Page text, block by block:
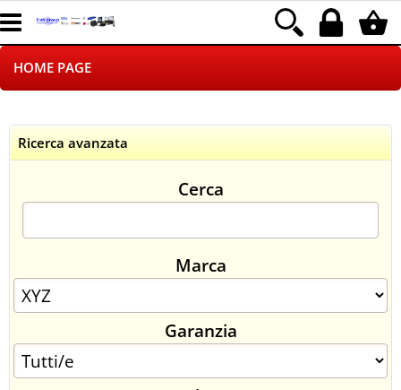
HOME PAGE
LOGISTICA
NEGOZI ON LINE
SINCRONIZZATI CON NOI
SPEDIZIONI
Ricerca avanzata
Cerca
Marca
Garanzia